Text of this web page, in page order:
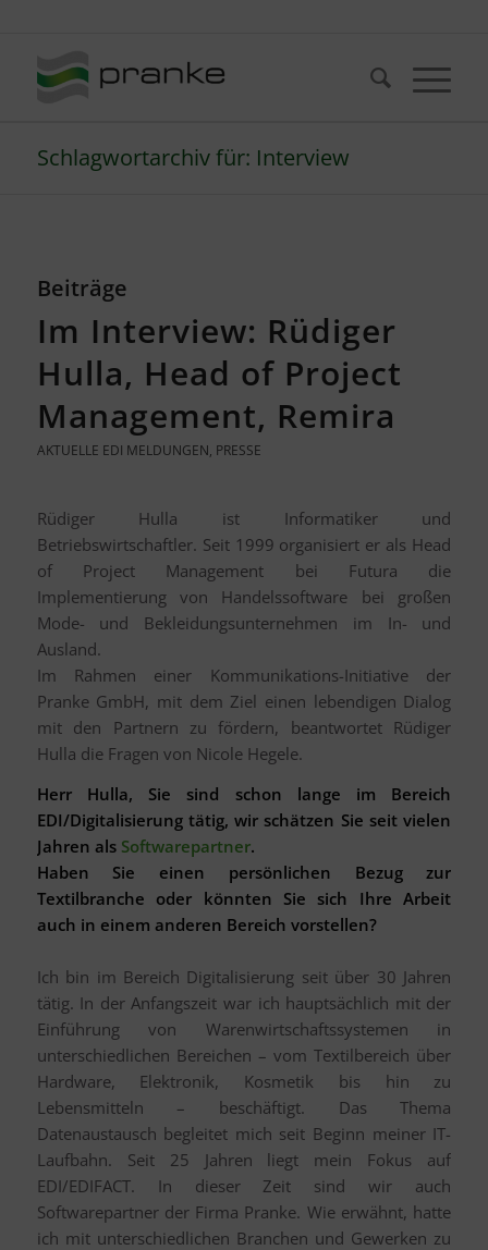
Schlagwortarchiv für: Interview
Beiträge
Im Interview: Rüdiger
Hulla, Head of Project
Management, Remira
AKTUELLE EDI MELDUNGEN, PRESSE
Rüdiger Hulla ist Informatiker und
Betriebswirtschaftler. Seit 1999 organisiert er als Head
of Project Management bei Futura die
Implementierung von Handelssoftware bei großen
Mode- und Bekleidungsunternehmen im In- und
Ausland.
Im Rahmen einer Kommunikations-Initiative der
Pranke GmbH, mit dem Ziel einen lebendigen Dialog
mit den Partnern zu fördern, beantwortet Rüdiger
Hulla die Fragen von Nicole Hegele.
Herr Hulla, Sie sind schon lange im Bereich
EDI/Digitalisierung tätig, wir schätzen Sie seit vielen
Jahren als Softwarepartner.
Haben Sie einen persönlichen Bezug zur
Textilbranche oder könnten Sie sich Ihre Arbeit
auch in einem anderen Bereich vorstellen?
Ich bin im Bereich Digitalisierung seit über 30 Jahren
tätig. In der Anfangszeit war ich hauptsächlich mit der
Einführung von Warenwirtschaftssystemen in
unterschiedlichen Bereichen – vom Textilbereich über
Hardware, Elektronik, Kosmetik bis hin zu
Lebensmitteln – beschäftigt. Das Thema
Datenaustausch begleitet mich seit Beginn meiner IT-
Laufbahn. Seit 25 Jahren liegt mein Fokus auf
EDI/EDIFACT. In dieser Zeit sind wir auch
Softwarepartner der Firma Pranke. Wie erwähnt, hatte
ich mit unterschiedlichen Branchen und Gewerken zu